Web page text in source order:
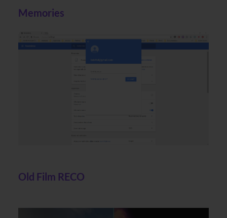
Memories
Old Film RECO